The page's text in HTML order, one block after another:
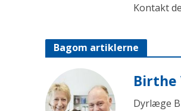
Kontakt
Bagom artiklerne
Birthe
Dyrlæge